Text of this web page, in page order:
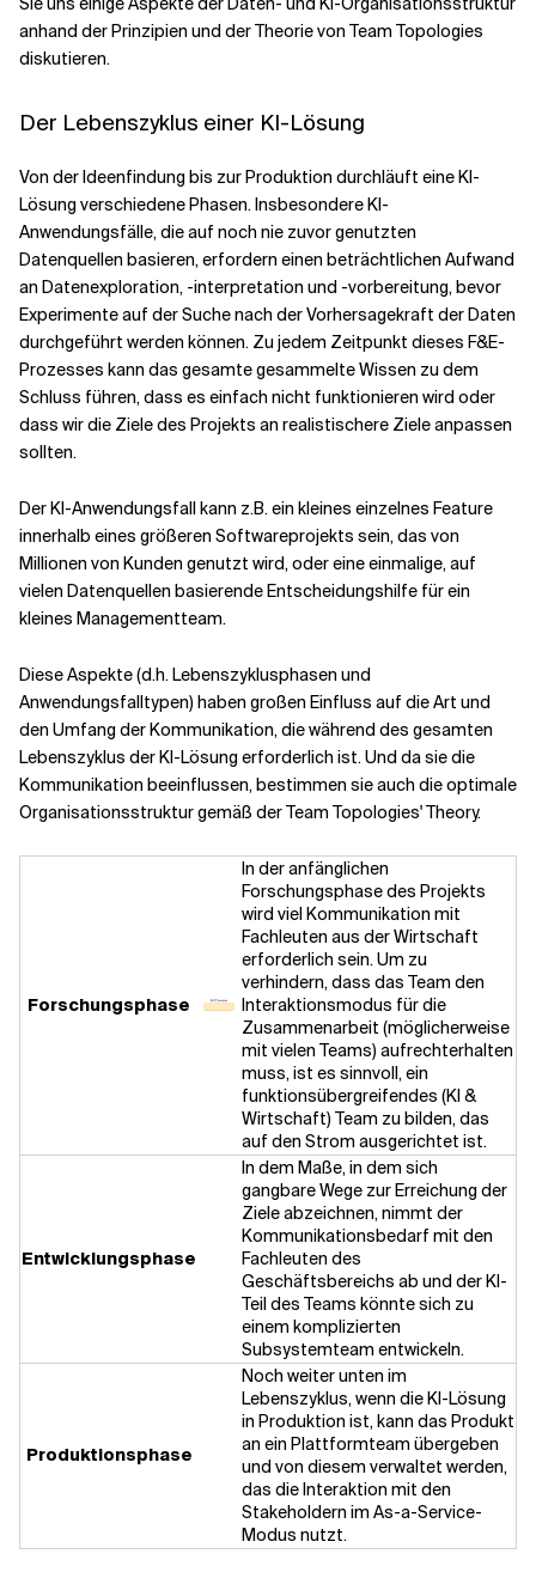
anhand der Prinzipien und der Theorie von Team Topologies
diskutieren.
Der Lebenszyklus einer KI-Lösung
Von der Ideenfindung bis zur Produktion durchläuft eine KI-
Lösung verschiedene Phasen. Insbesondere KI-
Anwendungsfälle, die auf noch nie zuvor genutzten
Datenquellen basieren, erfordern einen beträchtlichen Aufwand
an Datenexploration, -interpretation und -vorbereitung, bevor
Experimente auf der Suche nach der Vorhersagekraft der Daten
durchgeführt werden können. Zu jedem Zeitpunkt dieses F&E-
Prozesses kann das gesamte gesammelte Wissen zu dem
Schluss führen, dass es einfach nicht funktionieren wird oder
dass wir die Ziele des Projekts an realistischere Ziele anpassen
sollten.
Der KI-Anwendungsfall kann z.B. ein kleines einzelnes Feature
innerhalb eines größeren Softwareprojekts sein, das von
Millionen von Kunden genutzt wird, oder eine einmalige, auf
vielen Datenquellen basierende Entscheidungshilfe für ein
kleines Managementteam.
Diese Aspekte (d.h. Lebenszyklusphasen und
Anwendungsfalltypen) haben großen Einfluss auf die Art und
den Umfang der Kommunikation, die während des gesamten
Lebenszyklus der KI-Lösung erforderlich ist. Und da sie die
Kommunikation beeinflussen, bestimmen sie auch die optimale
Organisationsstruktur gemäß der Team Topologies' Theory.
Forschungsphase
In der anfänglichen
Forschungsphase des Projekts
wird viel Kommunikation mit
Fachleuten aus der Wirtschaft
erforderlich sein. Um zu
verhindern, dass das Team den
Interaktionsmodus für die
Zusammenarbeit (möglicherweise
mit vielen Teams) aufrechterhalten
muss, ist es sinnvoll, ein
funktionsübergreifendes (KI &
Wirtschaft) Team zu bilden, das
auf den Strom ausgerichtet ist.
Entwicklungsphase
In dem Maße, in dem sich
gangbare Wege zur Erreichung der
Ziele abzeichnen, nimmt der
Kommunikationsbedarf mit den
Fachleuten des
Geschäftsbereichs ab und der KI-
Teil des Teams könnte sich zu
einem komplizierten
Subsystemteam entwickeln.
Produktionsphase
Noch weiter unten im
Lebenszyklus, wenn die KI-Lösung
in Produktion ist, kann das Produkt
an ein Plattformteam übergeben
und von diesem verwaltet werden,
das die Interaktion mit den
Stakeholdern im As-a-Service-
Modus nutzt.